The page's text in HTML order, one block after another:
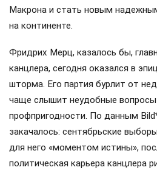
Макрона и стать новым
на континенте.
Фридрих Мерц, казалось бы,
канцлера, сегодня оказался в
шторма. Его партия бурлит от
чаще слышит неудобные вопросы
профпригодности. По данным
закачалось: сентябрьские
для него «моментом истины»,
политическая карьера канцлера